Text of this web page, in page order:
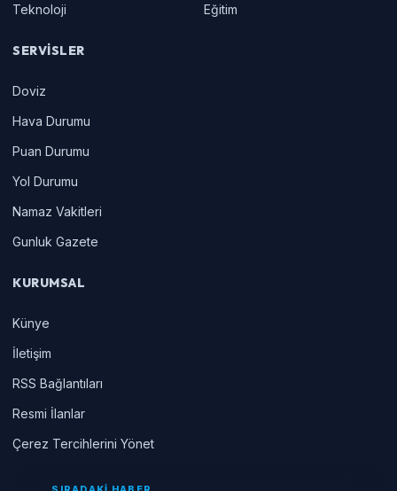
Teknoloji
Eğitim
SERVISLER
Doviz
Hava Durumu
Puan Durumu
Yol Durumu
Namaz Vakitleri
Gunluk Gazete
KURUMSAL
Künye
İletişim
RSS Bağlantıları
Resmi İlanlar
Çerez Tercihlerini Yönet